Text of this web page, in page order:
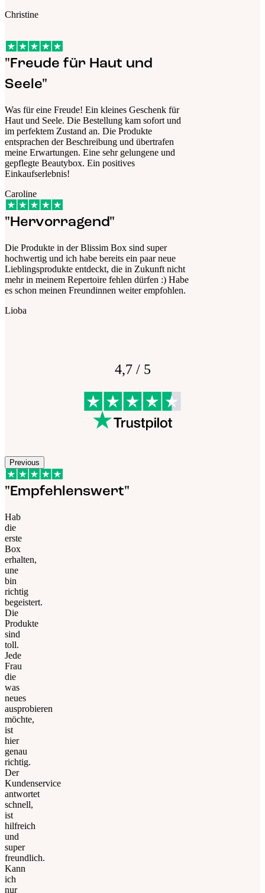
Christine
"Freude für Haut und
Seele"
Was für eine Freude! Ein kleines Geschenk für
Haut und Seele. Die Bestellung kam sofort und
im perfektem Zustand an. Die Produkte
entsprachen der Beschreibung und übertrafen
meine Erwartungen. Eine sehr gelungene und
gepflegte Beautybox. Ein positives
Einkaufserlebnis!
Caroline
"Hervorragend"
Die Produkte in der Blissim Box sind super
hochwertig und ich habe bereits ein paar neue
Lieblingsprodukte entdeckt, die in Zukunft nicht
mehr in meinem Repertoire fehlen dürfen :) Habe
es schon meinen Freundinnen weiter empfohlen.
Lioba
4,7 / 5
Previous
"Empfehlenswert"
Hab
die
erste
Box
erhalten,
une
bin
richtig
begeistert.
Die
Produkte
sind
toll.
Jede
Frau
die
was
neues
ausprobieren
möchte,
ist
hier
genau
richtig.
Der
Kundenservice
antwortet
schnell,
ist
hilfreich
und
super
freundlich.
Kann
ich
nur